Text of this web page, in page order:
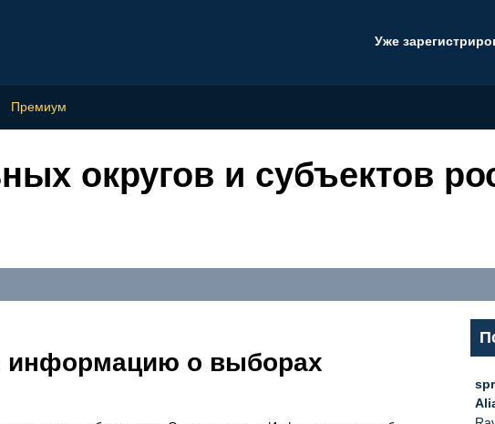
Уже
Премиум
округов и субъектов
информацию о выборах